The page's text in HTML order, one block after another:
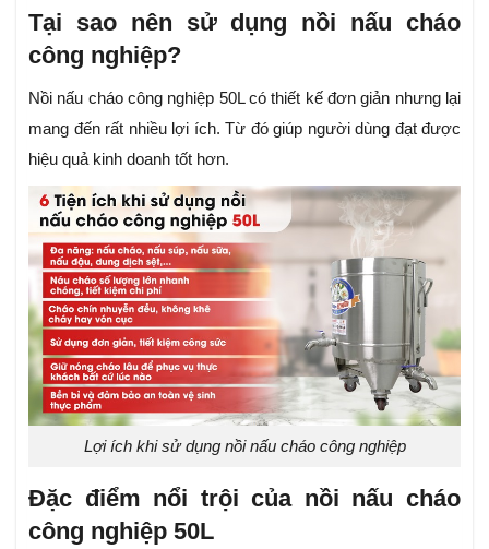
Tại sao nên sử dụng nồi nấu cháo
công nghiệp?
Nồi nấu cháo công nghiệp 50L có thiết kế đơn giản nhưng lại
mang đến rất nhiều lợi ích. Từ đó giúp người dùng đạt được
hiệu quả kinh doanh tốt hơn.
Lợi ích khi sử dụng nồi nấu cháo công nghiệp
Đặc điểm nổi trội của nồi nấu cháo
công nghiệp 50L